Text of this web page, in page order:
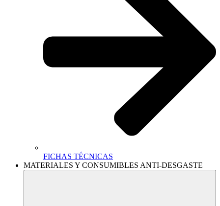
FICHAS TÉCNICAS
MATERIALES Y CONSUMIBLES ANTI-DESGASTE